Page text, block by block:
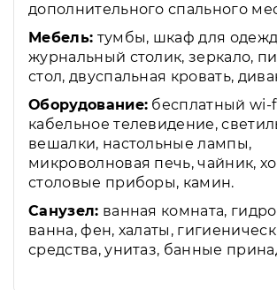
дополнительного спального
Мебель: тумбы, шкаф для
журнальный столик, зеркало,
стол, двуспальная кровать,
Оборудование: бесплатный wi-
кабельное телевидение,
вешалки, настольные лампы,
микроволновая печь, чайник,
столовые приборы, камин.
Санузел: ванная комната,
ванна, фен, халаты,
средства, унитаз, банные